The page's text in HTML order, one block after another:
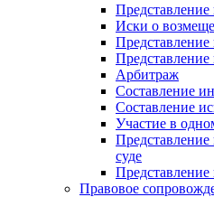
Представление
Иски о
Представление
Арбитраж
Составление
Составление
Участие в
Представление
суде
Представление
Правовое